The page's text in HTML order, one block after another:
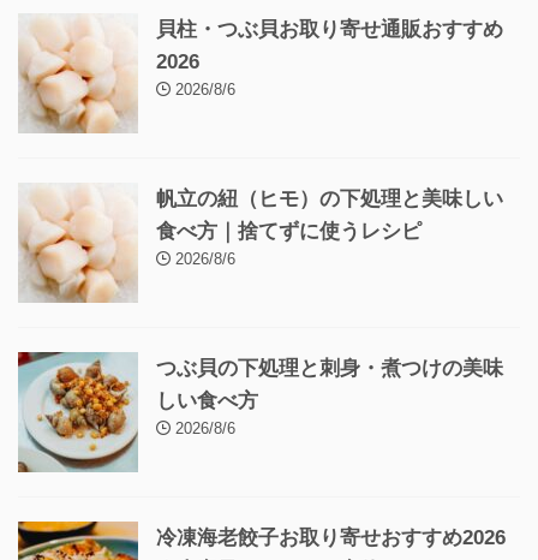
貝柱・つぶ貝お取り寄せ通販おすすめ
2026
2026/8/6
帆立の紐（ヒモ）の下処理と美味しい
食べ方｜捨てずに使うレシピ
2026/8/6
つぶ貝の下処理と刺身・煮つけの美味
しい食べ方
2026/8/6
冷凍海老餃子お取り寄せおすすめ2026